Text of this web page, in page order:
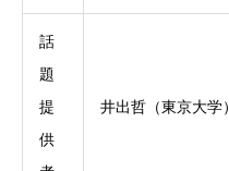
話
題
提
供
井出哲（東京大学）